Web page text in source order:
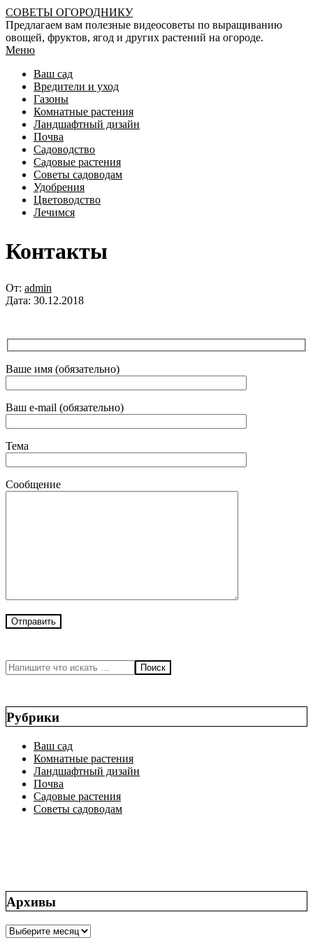
Перейти
к
содержимому
СОВЕТЫ ОГОРОДНИКУ
Предлагаем вам полезные видеосоветы по выращиванию
овощей, фруктов, ягод и других растений на огороде.
Главное
меню
Меню
Ваш сад
Вредители и уход
Газоны
Комнатные растения
Ландшафтный дизайн
Почва
Садоводство
Садовые растения
Советы садоводам
Удобрения
Цветоводство
Лечимся
Контакты
От: admin
Дата: 30.12.2018
Ваше имя (обязательно)
Ваш e-mail (обязательно)
Тема
Сообщение
12-
30
Поиск
Рубрики
Ваш сад
Комнатные растения
Ландшафтный дизайн
Почва
Садовые растения
Советы садоводам
Архивы
Архивы